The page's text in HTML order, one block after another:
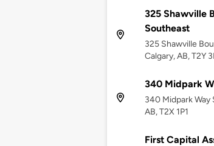
325 Shawville
Southeast
325 Shawville
Calgary, AB, T2Y
340 Midpark
340 Midpark Way
AB, T2X 1P1
First Capital